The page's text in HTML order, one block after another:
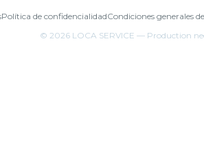
Política de confidencialidadCondiciones generales
© 2026 LOCA SERVICE — Production